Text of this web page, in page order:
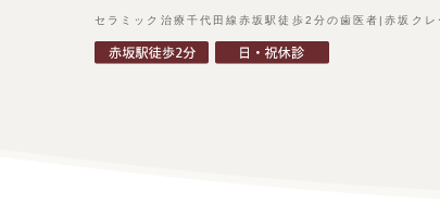
セラミック治療千代田線赤坂駅徒歩2分の歯医者|赤坂クレ